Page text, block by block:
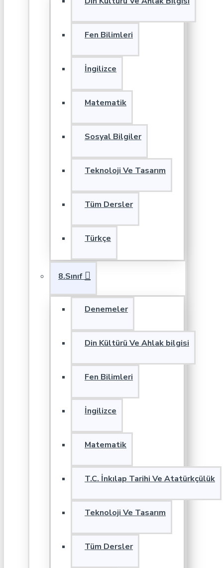
Fen Bilimleri
İngilizce
Matematik
Sosyal Bilgiler
Teknoloji Ve Tasarım
Tüm Dersler
Türkçe
8.Sınıf
Denemeler
Din Kültürü Ve Ahlak bilgisi
Fen Bilimleri
İngilizce
Matematik
T.C. İnkılap Tarihi Ve Atatürkçülük
Teknoloji Ve Tasarım
Tüm Dersler